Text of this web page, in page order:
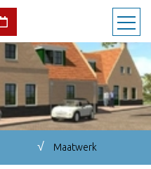
√ Maatwerk